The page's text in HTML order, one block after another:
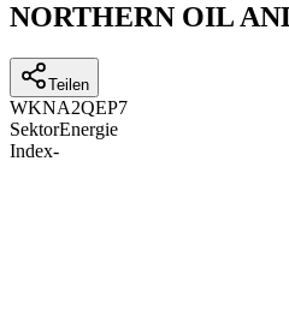
NORTHERN OIL
Teilen
WKNA2QEP7
SektorEnergie
Index-